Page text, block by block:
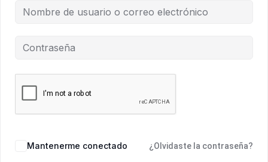
Mantenerme conectado ¿Olvidaste la contraseña?